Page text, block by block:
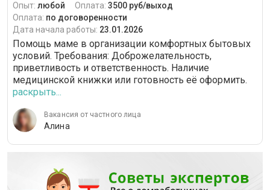
Опыт: любой Оплата: 3500 руб/выход
Оплата: по договоренности
Дата начала работы: 23.01.2026
Помощь маме в организации комфортных бытовых
условий. Требования: Доброжелательность,
приветливость и ответственность. Наличие
медицинской книжки или готовность её оформить.
раскрыть...
Вакансия от частного лица
Алина